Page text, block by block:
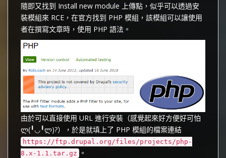
隨即又找到 Install new module 上傳點，似乎可以透過安
裝模組來 RCE，在官方找到 PHP 模組，該模組可以讓使用
者在撰寫文章時，使用 PHP 語法。
由於可以直接使用 URL 進行安裝（感覺起來好方便好可怕
ლ(╹◡╹ლ)?），於是就填上了 PHP 模組的檔案連結
https://ftp.drupal.org/files/projects/php-
8.x-1.1.tar.gz
。